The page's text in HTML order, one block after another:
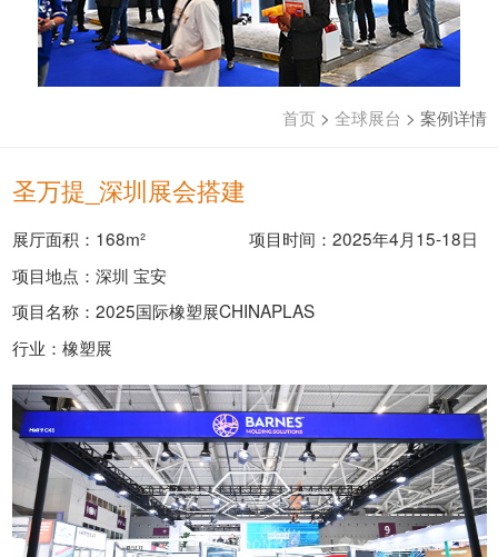
首页 > 全球展台 > 案例详情
圣万提_深圳展会搭建
展厅面积：168m²
项目时间：2025年4月15-18日
项目地点：深圳 宝安
项目名称：2025国际橡塑展CHINAPLAS
行业：橡塑展